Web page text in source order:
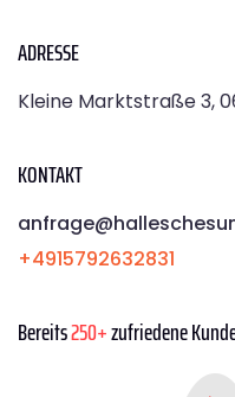
ADRESSE
Kleine Marktstraße 3,
KONTAKT
+4915792632831
Bereits250+zufriedene